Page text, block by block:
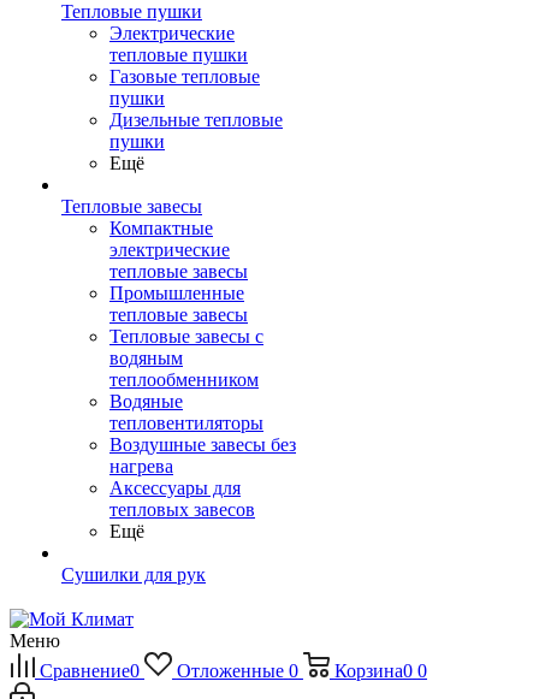
Тепловые пушки
Электрические
тепловые пушки
Газовые тепловые
пушки
Дизельные тепловые
пушки
Ещё
Тепловые завесы
Компактные
электрические
тепловые завесы
Промышленные
тепловые завесы
Тепловые завесы с
водяным
теплообменником
Водяные
тепловентиляторы
Воздушные завесы без
нагрева
Аксессуары для
тепловых завесов
Ещё
Сушилки для рук
Меню
Сравнение0 Отложенные 0 Корзина0 0